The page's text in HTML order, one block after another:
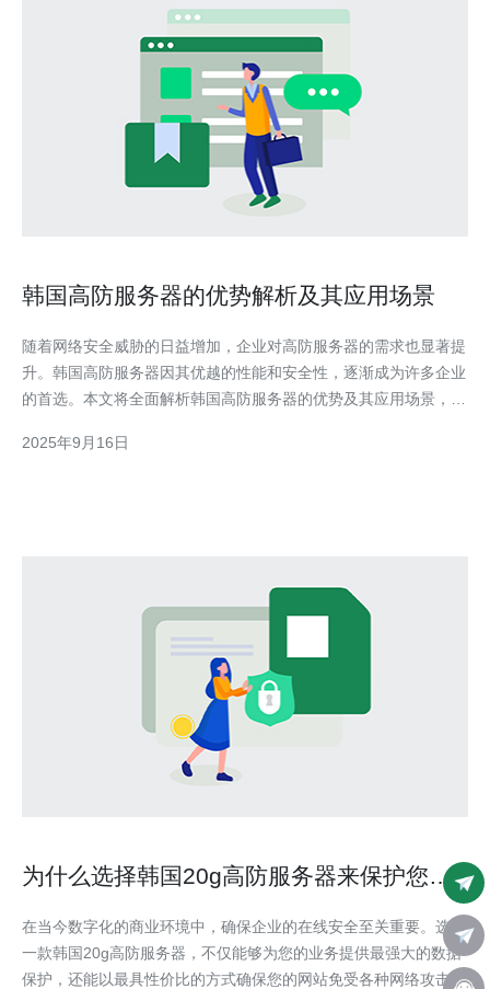
韩国高防服务器的优势解析及其应用场景
随着网络安全威胁的日益增加，企业对高防服务器的需求也显著提
升。韩国高防服务器因其优越的性能和安全性，逐渐成为许多企业
的首选。本文将全面解析韩国高防服务器的优势及其应用场景，并
定义以及它的工作原理。 1. 韩国高防服务器的定义及工作原理 高
2025年9月16日
为什么选择韩国20g高防服务器来保护您的
在当今数字化的商业环境中，确保企业的在线安全至关重要。选择
一款韩国20g高防服务器，不仅能够为您的业务提供最强大的数据
保护，还能以最具性价比的方式确保您的网站免受各种网络攻击。